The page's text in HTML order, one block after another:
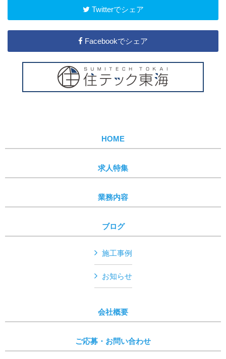
Twitterでシェア
Facebookでシェア
HOME
求人特集
業務内容
ブログ
施工事例
お知らせ
会社概要
ご応募・お問い合わせ